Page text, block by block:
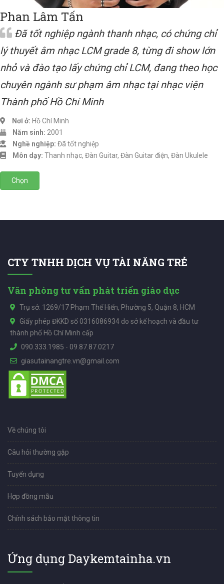
Phan Lâm Tấn
Đã tốt nghiệp ngành thanh nhạc, có chứng chỉ
lý thuyết âm nhạc LCM grade 8, từng đi show lớn
nhỏ và đào tạo lấy chứng chỉ LCM, đang theo học
chuyên ngành sư phạm âm nhạc tại nhạc viện
Thành phố Hồ Chí Minh
Nơi ở: Hồ Chí Minh
Năm sinh: 2001
Nghề nghiệp: Đã tốt nghiệp
Môn dạy: Thanh nhạc, Đàn Guitar, Đàn Guitar điện, Đàn Ukulele
Chọn
CTY TNHH DỊCH VỤ TÀI NĂNG TRẺ
Văn phòng tư vấn phát triển giáo dục
Trụ sở: 1269/17 Phạm Thế Hiển, Phường 5, Quận 8, HCM
Giấy phép ĐKKD số 0316086934 do sở kế hoạch và đầu tư
thành phố Hồ Chí Minh cấp
090.333.1985 - 09.87.87.0217
giasutainangtre.vn@gmail.com
Về chúng tôi
Câu hỏi thường gặp
Tuyển dụng
Hợp đồng mẫu
Chính sách bảo mật thông tin
Ứng dụng Daykemtainha.vn